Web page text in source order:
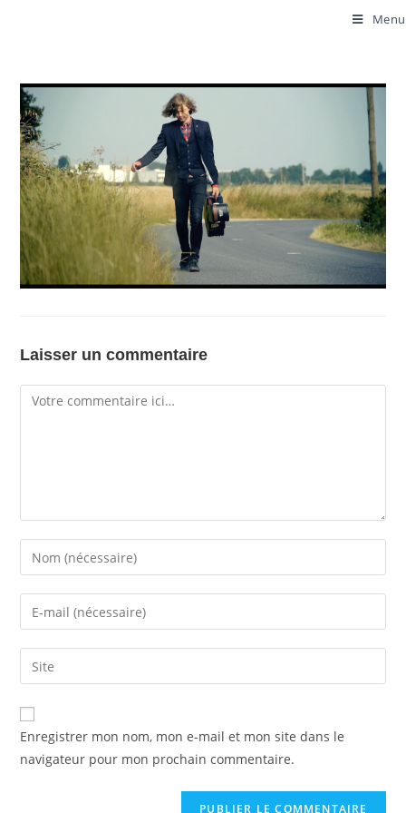
Menu
Laisser un commentaire
Enregistrer mon nom, mon e-mail et mon site dans le
navigateur pour mon prochain commentaire.